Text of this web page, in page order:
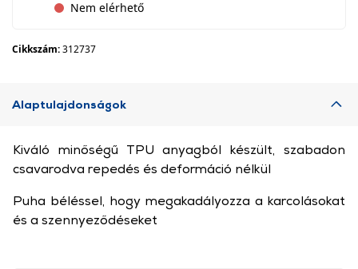
Nem elérhető
Cikkszám:312737
Alaptulajdonságok
Kiváló minőségű TPU anyagból készült, szabadon
csavarodva repedés és deformáció nélkül
Puha béléssel, hogy megakadályozza a karcolásokat
és a szennyeződéseket